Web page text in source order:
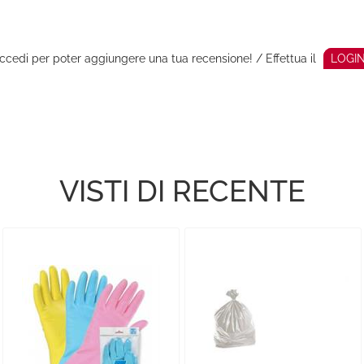
per poter aggiungere una tua recensione! / Effettua il
VISTI DI RECENTE